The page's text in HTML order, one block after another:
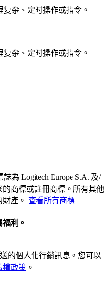
复杂、定时操作或指令。
复杂、定时操作或指令。
為 Logitech Europe S.A. 及/
商標或註冊商標。所有其他
產。 查看所有商標
利。
的個人化行銷訊息。您可以
權政策 。